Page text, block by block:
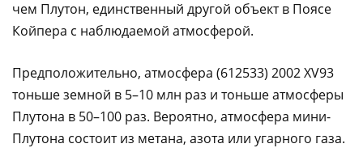
чем Плутон, единственный другой объект в Поясе
Койпера с наблюдаемой атмосферой.
Предположительно, атмосфера (612533) 2002 XV93
тоньше земной в 5–10 млн раз и тоньше атмосферы
Плутона в 50–100 раз. Вероятно, атмосфера мини-
Плутона состоит из метана, азота или угарного газа.